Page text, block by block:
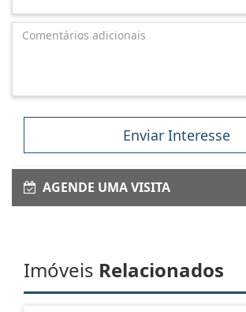
Enviar Interesse
AGENDE UMA VISITA
Imóveis Relacionados